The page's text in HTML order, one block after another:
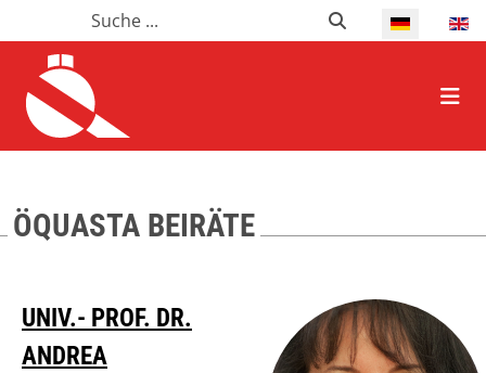
Suchen SuchenSelect your
HOME ALLGEMEIN
ÖQUASTA BEIRÄTE
Name Details
UNIV.- PROF. DR.
ANDREA